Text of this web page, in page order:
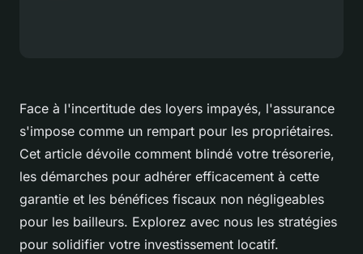
Face à l'incertitude des loyers impayés, l'assurance
s'impose comme un rempart pour les propriétaires.
Cet article dévoile comment blindé votre trésorerie,
les démarches pour adhérer efficacement à cette
garantie et les bénéfices fiscaux non négligeables
pour les bailleurs. Explorez avec nous les stratégies
pour solidifier votre investissement locatif.